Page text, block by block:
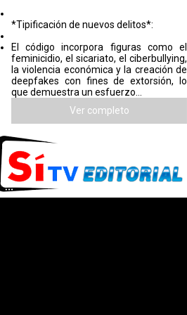
*Tipificación de nuevos delitos*:
El código incorpora figuras como el
feminicidio, el sicariato, el ciberbullying,
la violencia económica y la creación de
deepfakes con fines de extorsión, lo
que demuestra un esfuerzo...
Ver completo